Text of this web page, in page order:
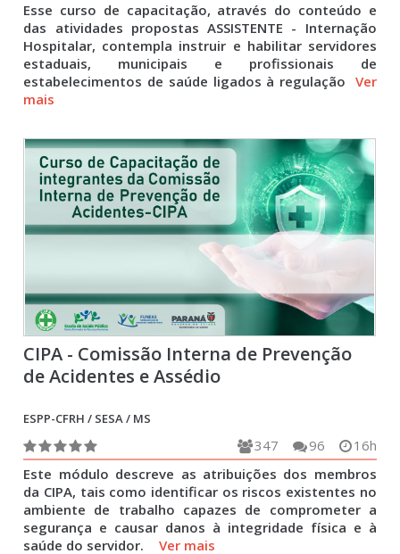
Esse curso de capacitação, através do conteúdo e
das atividades propostas ASSISTENTE - Internação
Hospitalar, contempla instruir e habilitar servidores
estaduais, municipais e profissionais de
estabelecimentos de saúde ligados à regulação Ver
mais
CIPA - Comissão Interna de Prevenção
de Acidentes e Assédio
ESPP-CFRH / SESA / MS
16h
96
347
Este módulo descreve as atribuições dos membros
da CIPA, tais como identificar os riscos existentes no
ambiente de trabalho capazes de comprometer a
segurança e causar danos à integridade física e à
saúde do servidor.
Ver mais